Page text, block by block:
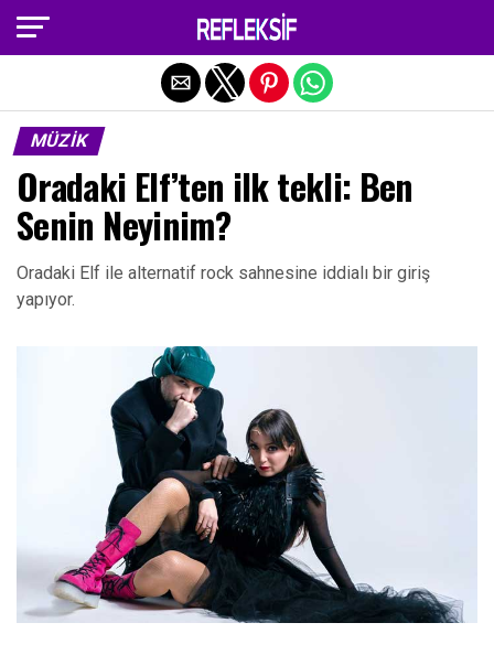
MÜZIK
Oradaki Elf’ten ilk tekli: Ben
Senin Neyinim?
Oradaki Elf ile alternatif rock sahnesine iddialı bir giriş
yapıyor.
Exit mobile version